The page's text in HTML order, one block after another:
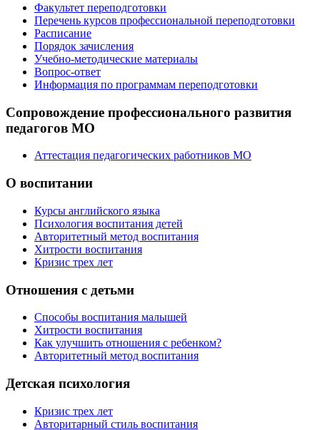
Факультет переподготовки
Перечень курсов профессиональной переподготовки
Расписание
Порядок зачисления
Учебно-методические материалы
Вопрос-ответ
Информация по программам переподготовки
Сопровождение профессионального развития
педагогов МО
Аттестация педагогических работников МО
О воспитании
Курсы английского языка
Психология воспитания детей
Авторитетный метод воспитания
Хитрости воспитания
Кризис трех лет
Отношения с детьми
Способы воспитания малышей
Хитрости воспитания
Как улучшить отношения с ребенком?
Авторитетный метод воспитания
Детская психология
Кризис трех лет
Авторитарный стиль воспитания